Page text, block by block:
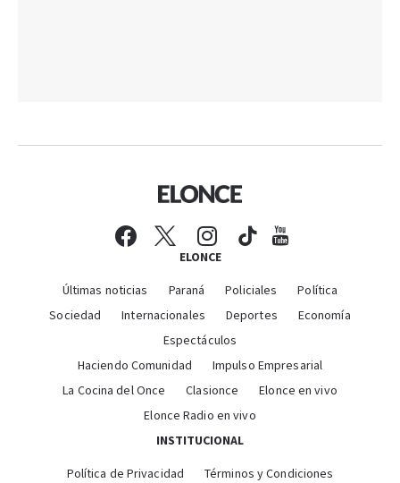
ELONCE
Últimas noticias Paraná Policiales
Política
Sociedad
Internacionales Deportes
Economía
Espectáculos
Haciendo Comunidad
Impulso Empresarial
La Cocina del Once
Clasionce
Elonce en vivo
Elonce Radio en vivo
INSTITUCIONAL
Política de Privacidad Términos y Condiciones